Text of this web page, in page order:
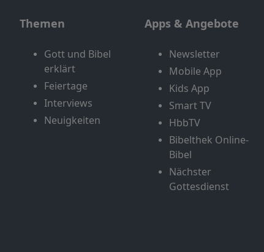
Themen
Gott und Bibel
erklärt
Feiertage
Interviews
Neuigkeiten
Apps & Angebote
Newsletter
Mobile App
Kids App
Smart TV
HbbTV
Bibelthek Online-
Bibel
Nächster
Gottesdienst